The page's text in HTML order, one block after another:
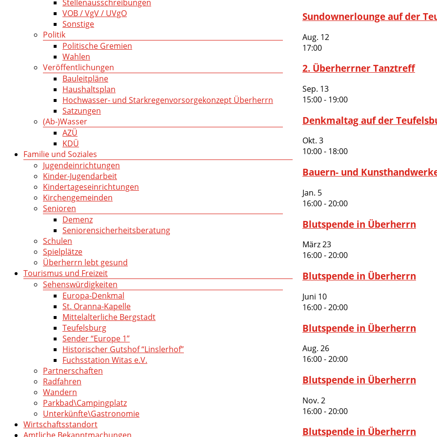
Stellenausschreibungen
VOB / VgV / UVgO
Sonstige
Politik
Politische Gremien
Wahlen
Veröffentlichungen
Bauleitpläne
Haushaltsplan
Hochwasser- und Starkregenvorsorgekonzept Überherrn
Satzungen
(Ab-)Wasser
AZÜ
KDÜ
Familie und Soziales
Jugendeinrichtungen
Kinder-Jugendarbeit
Kindertageseinrichtungen
Kirchengemeinden
Senioren
Demenz
Seniorensicherheitsberatung
Schulen
Spielplätze
Überherrn lebt gesund
Tourismus und Freizeit
Sehenswürdigkeiten
Europa-Denkmal
St. Oranna-Kapelle
Mittelalterliche Bergstadt
Teufelsburg
Sender “Europe 1”
Historischer Gutshof “Linslerhof”
Fuchsstation Witas e.V.
Partnerschaften
Radfahren
Wandern
Parkbad\Campingplatz
Unterkünfte\Gastronomie
Wirtschaftsstandort
Sundownerlounge auf der
Aug. 12
17:00
2. Überherrner Tanztreff
Sep. 13
15:00- 19:00
Denkmaltag auf der
Okt. 3
10:00- 18:00
Bauern- und
Jan. 5
16:00-20:00
Blutspende in Überherrn
März23
16:00-20:00
Blutspende in Überherrn
Juni 10
16:00-20:00
Blutspende in Überherrn
Aug. 26
16:00-20:00
Blutspende in Überherrn
Nov. 2
16:00-20:00
Blutspende in Überherrn